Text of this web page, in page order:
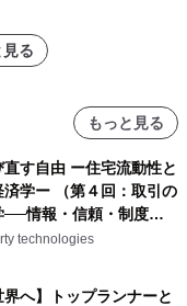
る
もっと見る
す自由 ー住宅流動性と
済学ー （第４回：取引の
──情報・信頼・制度を
う組み替えるか）｜
technologies
界へ】トップランナーと